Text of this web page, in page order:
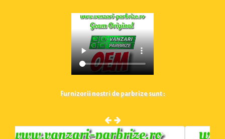
Furnizorii nostri de parbrize sunt :